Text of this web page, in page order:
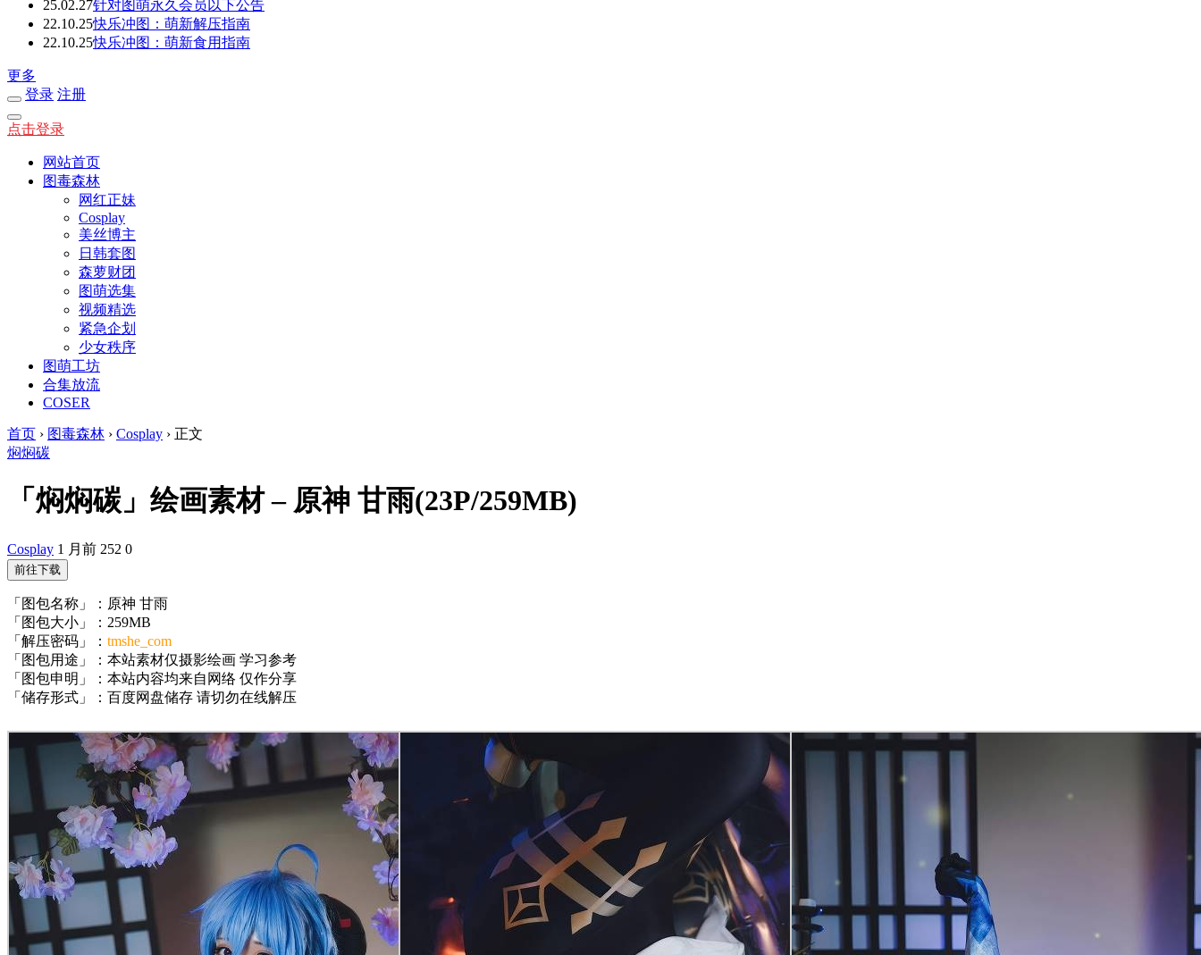
25.02.27针对图萌永久会员以下公告
22.10.25快乐冲图：萌新解压指南
22.10.25快乐冲图：萌新食用指南
更多
登录 注册
点击登录
网站首页
图毒森林
网红正妹
Cosplay
美丝博主
日韩套图
森萝财团
图萌选集
视频精选
紧急企划
少女秩序
图萌工坊
合集放流
COSER
首页 › 图毒森林 › Cosplay › 正文
焖焖碳
「焖焖碳」绘画素材 – 原神 甘雨(23P/259MB)
Cosplay 1 月前 252 0
前往下载
「图包名称」：原神 甘雨
「图包大小」：259MB
「解压密码」： tmshe_com
「图包用途」：本站素材仅摄影绘画 学习参考
「图包申明」：本站内容均来自网络 仅作分享
「储存形式」：百度网盘储存 请切勿在线解压